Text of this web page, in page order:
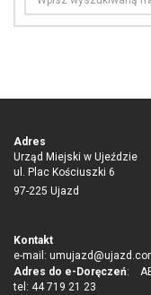
Adres
Urząd Miejski w Ujeździe
ul. Plac Kościuszki 6
97-225 Ujazd
Kontakt
e-mail:
Adres do e-Doręczeń:
tel: 44 719 21 23